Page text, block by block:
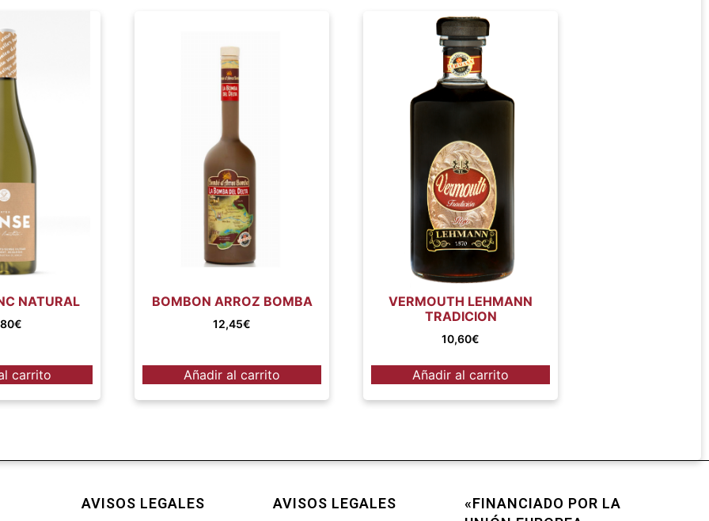
NATURAL
€
carrito
BOMBON ARROZ BOMBA
12,45€
Añadir al carrito
VERMOUTH LEHMANN
TRADICION
10,60€
Añadir al carrito
AVISOS LEGALES AVISOS LEGALES
«FINANCIADO POR LA